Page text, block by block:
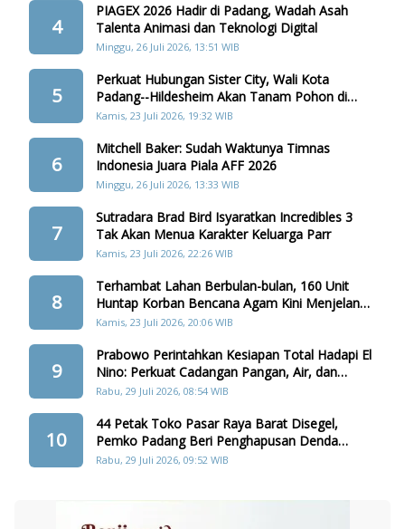
4
PIAGEX 2026 Hadir di Padang, Wadah Asah
Talenta Animasi dan Teknologi Digital
Minggu, 26 Juli 2026, 13:51 WIB
5
Perkuat Hubungan Sister City, Wali Kota
Padang--Hildesheim Akan Tanam Pohon di
Batang Arau
Kamis, 23 Juli 2026, 19:32 WIB
6
Mitchell Baker: Sudah Waktunya Timnas
Indonesia Juara Piala AFF 2026
Minggu, 26 Juli 2026, 13:33 WIB
7
Sutradara Brad Bird Isyaratkan Incredibles 3
Tak Akan Menua Karakter Keluarga Parr
Kamis, 23 Juli 2026, 22:26 WIB
8
Terhambat Lahan Berbulan-bulan, 160 Unit
Huntap Korban Bencana Agam Kini Menjelang
Realisasi
Kamis, 23 Juli 2026, 20:06 WIB
9
Prabowo Perintahkan Kesiapan Total Hadapi El
Nino: Perkuat Cadangan Pangan, Air, dan
Teknologi
Rabu, 29 Juli 2026, 08:54 WIB
10
44 Petak Toko Pasar Raya Barat Disegel,
Pemko Padang Beri Penghapusan Denda
Retribusi
Rabu, 29 Juli 2026, 09:52 WIB